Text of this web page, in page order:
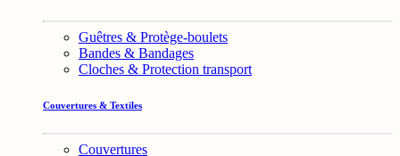
Guêtres & Protège-boulets
Bandes & Bandages
Cloches & Protection transport
Couvertures & Textiles
Couvertures